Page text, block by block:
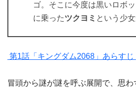
ゴ。そこに今度は黒いロボ
に乗ったツクヨミ という少
第1話「キングダム2068」あらすじ
冒頭から謎が謎を呼ぶ展開で、思